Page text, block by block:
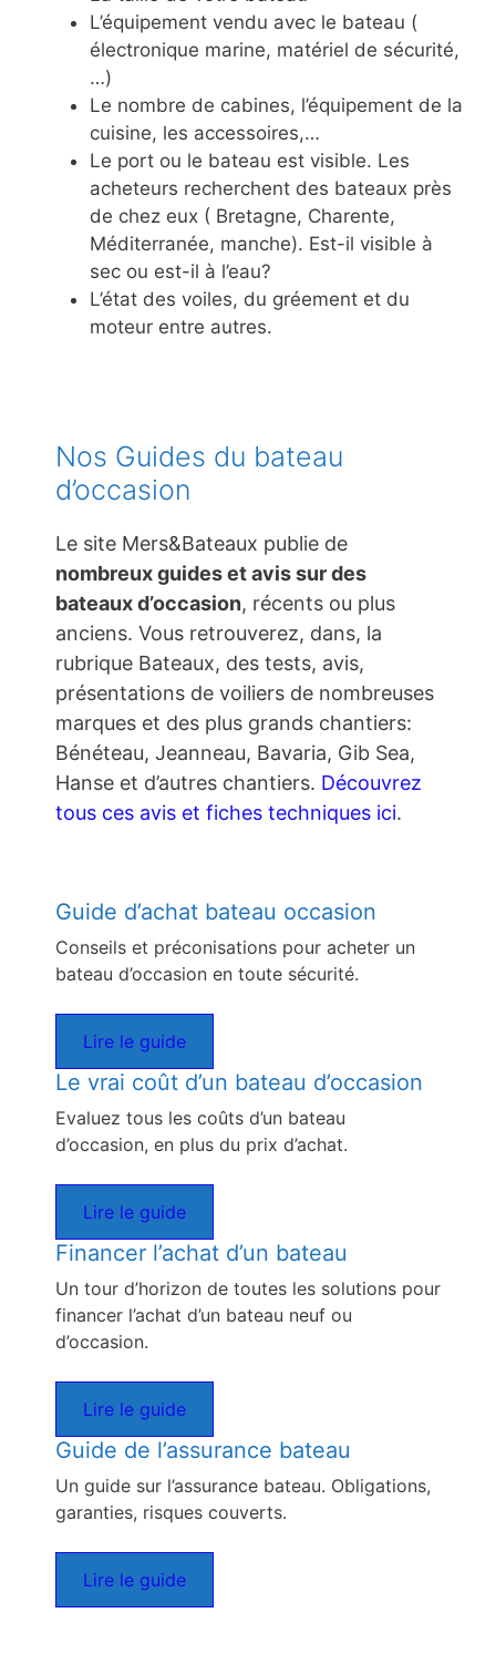
L’équipement vendu avec le bateau (
électronique marine, matériel de sécurité,
…)
Le nombre de cabines, l’équipement de la
cuisine, les accessoires,…
Le port ou le bateau est visible. Les
acheteurs recherchent des bateaux près
de chez eux ( Bretagne, Charente,
Méditerranée, manche). Est-il visible à
sec ou est-il à l’eau?
L’état des voiles, du gréement et du
moteur entre autres.
Nos Guides du bateau
d’occasion
Le site Mers&Bateaux publie de
nombreux guides et avis sur des
bateaux d’occasion, récents ou plus
anciens. Vous retrouverez, dans, la
rubrique Bateaux, des tests, avis,
présentations de voiliers de nombreuses
marques et des plus grands chantiers:
Bénéteau, Jeanneau, Bavaria, Gib Sea,
Hanse et d’autres chantiers. Découvrez
tous ces avis et fiches techniques ici.
Guide d’achat bateau occasion
Conseils et préconisations pour acheter un
bateau d’occasion en toute sécurité.
Lire le guide
Le vrai coût d’un bateau d’occasion
Evaluez tous les coûts d’un bateau
d’occasion, en plus du prix d’achat.
Lire le guide
Financer l’achat d’un bateau
Un tour d’horizon de toutes les solutions pour
financer l’achat d’un bateau neuf ou
d’occasion.
Lire le guide
Guide de l’assurance bateau
Un guide sur l’assurance bateau. Obligations,
garanties, risques couverts.
Lire le guide